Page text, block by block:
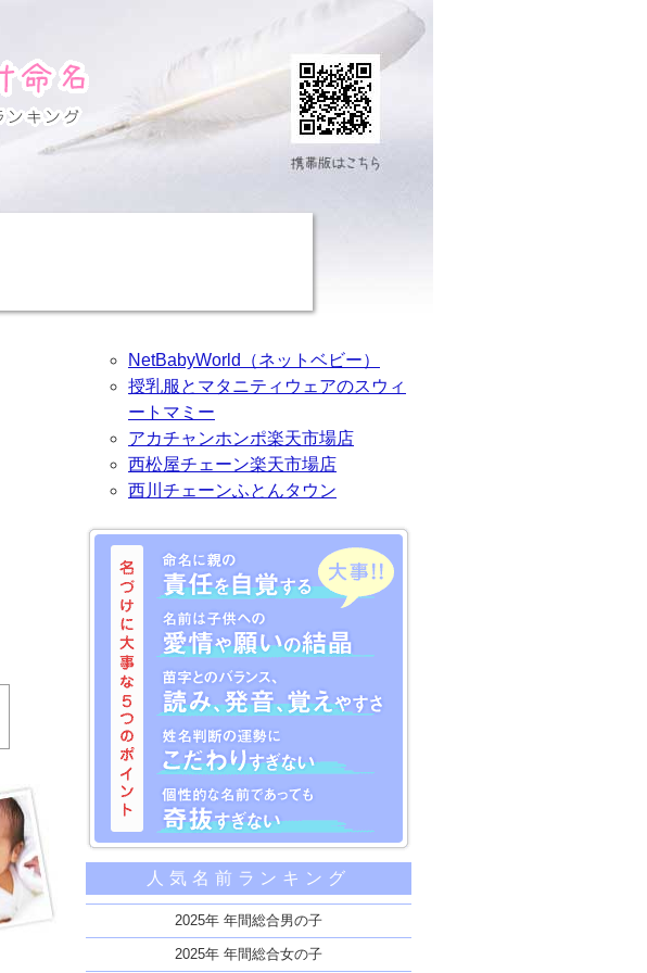
NetBabyWorld（ネットベビー）
授乳服とマタニティウェアのスウィ
ートマミー
アカチャンホンポ楽天市場店
西松屋チェーン楽天市場店
西川チェーンふとんタウン
名づけに大事な5つのポイント
命名に親の責任を自覚する
名前は子供への愛情や願いの結晶
苗字とのバランス、読み、発音、覚えやすさ
姓名判断の運勢にこだわりすぎない
人気名前ランキング
2025年 年間総合男の子
2025年 年間総合女の子